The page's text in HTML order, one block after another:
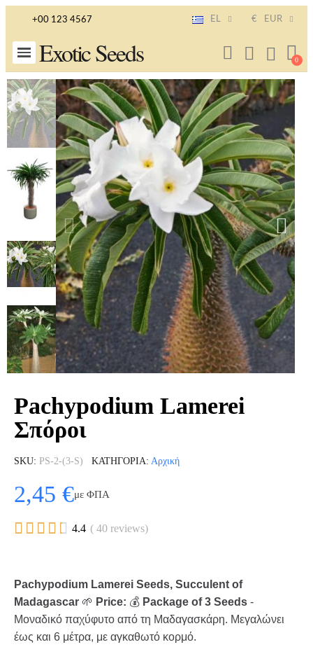
+00 123 4567 EL € EUR
Exotic Seeds
Pachypodium Lamerei
Σπόροι
SKU PS-2-(3-S) ΚΑΤΗΓΟΡΊΑ Αρχική
2,45 €με ΦΠΑ
     4.4 ( 40 reviews)
Pachypodium Lamerei Seeds, Succulent of
Madagascar 🌱 Price: 💰 Package of 3 Seeds -
Μοναδικό παχύφυτο από τη Μαδαγασκάρη. Μεγαλώνει
έως και 6 μέτρα, με αγκαθωτό κορμό.